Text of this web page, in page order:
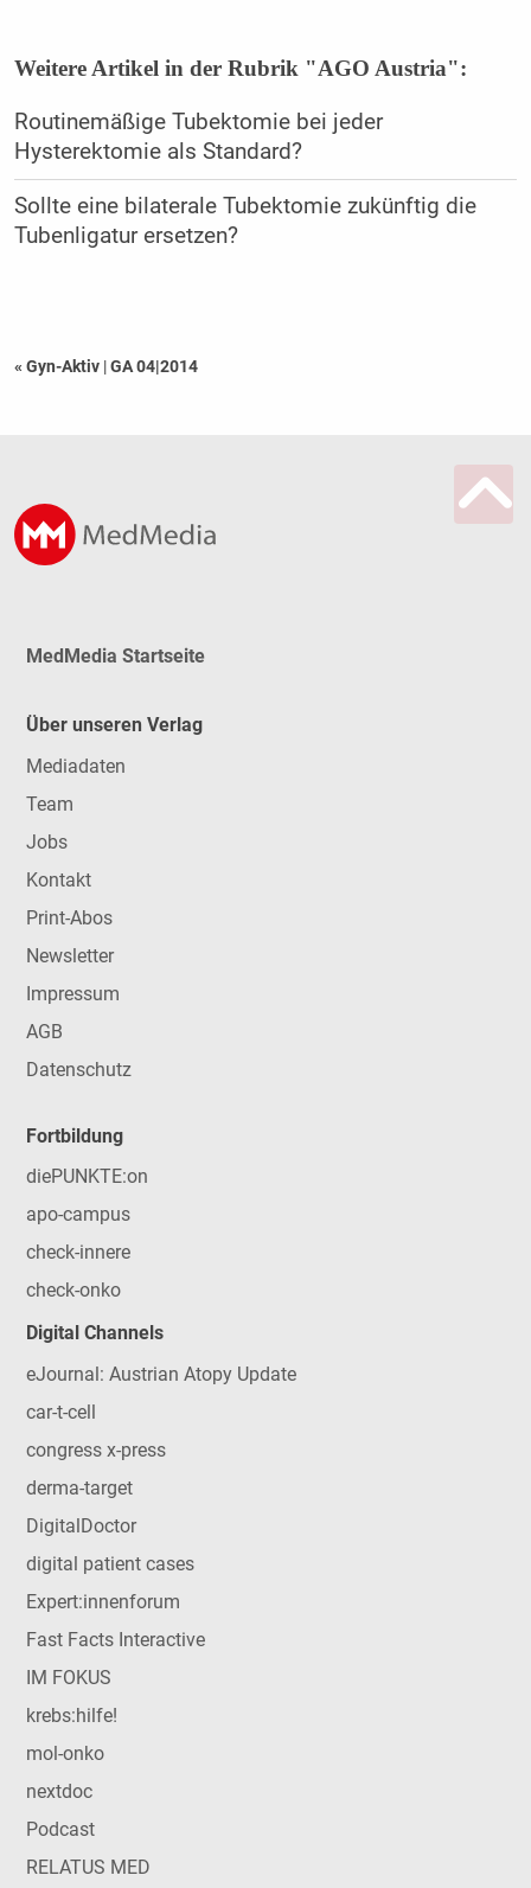
Weitere Artikel in der Rubrik "AGO Austria":
Routinemäßige Tubektomie bei jeder
Hysterektomie als Standard?
Sollte eine bilaterale Tubektomie zukünftig die
Tubenligatur ersetzen?
« Gyn-Aktiv |GA 04|2014
MedMedia Startseite
Über unseren Verlag
Mediadaten
Team
Jobs
Kontakt
Print-Abos
Newsletter
Impressum
AGB
Datenschutz
Fortbildung
diePUNKTE:on
apo-campus
check-innere
check-onko
Digital Channels
eJournal: Austrian Atopy Update
car-t-cell
congress x-press
derma-target
DigitalDoctor
digital patient cases
Expert:innenforum
Fast Facts Interactive
IM FOKUS
krebs:hilfe!
mol-onko
nextdoc
Podcast
RELATUS MED